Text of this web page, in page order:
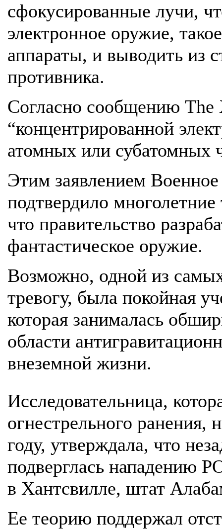
сфокусированные лучи,
электронное оружие,
аппараты, и выводить из
противника.
Согласно сообщению The
“концентрированной
атомных или субатомных
Этим заявлением
подтвердило
что правительство
фантастическое оружие.
Возможно, одной из
тревогу, была покойная
которая занималась
области
внеземной жизни.
Исследовательница,
огнестрельного ранения,
году, утверждала, что
подверглась нападению
в Хантсвилле, штат
Ее теорию поддержал